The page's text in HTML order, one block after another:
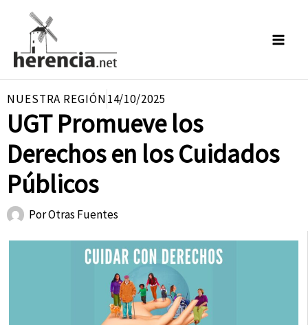
contenido
NUESTRA REGIÓN14/10/2025
UGT Promueve los
Derechos en los Cuidados
Públicos
PorOtras Fuentes